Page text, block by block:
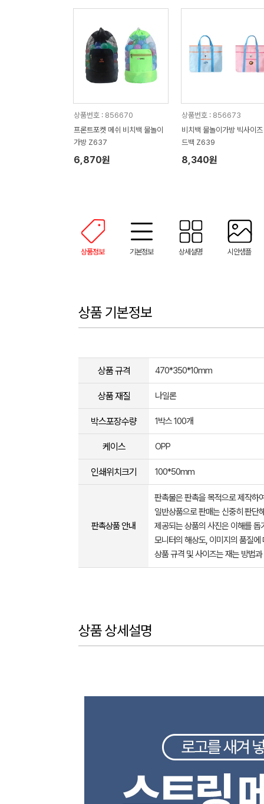
상품번호 : 856670
프론트포켓 메쉬 비치백 물놀이
가방 Z637
6,870원
상품번호 : 856673
비치백 물놀이가방 빅사이즈
드백 Z639
8,340원
상품정보 기본정보 상세설명 시안샘플
상품 기본정보
상품 규격 470*350*10mm
상품 재질 나일론
박스포장수량 1박스 100개
케이스 OPP
인쇄위치크기 100*50mm
판촉상품 안내
판촉물은 판촉을 목적으로 제작하
일반상품으로 판매는 신중히 판단
제공되는 상품의 사진은 이해를
모니터의 해상도, 이미지의 품질
상품 규격 및 사이즈는 재는 방법
상품 상세설명